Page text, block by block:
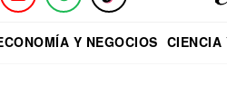
Y NEGOCIOS CIENCIA